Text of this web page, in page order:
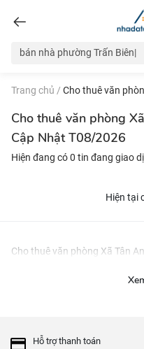
Trang chủ / Cho thuê văn
Cho thuê văn phòng
Cập Nhật T08/2026
Hiện đang có 0 tin đang giao
Hiện tại
Cho thuê văn phòng Xã Tân
Hỗ trợ thanh toán